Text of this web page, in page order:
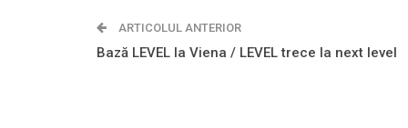
ARTICOLUL ANTERIOR
Bază LEVEL la Viena / LEVEL trece la next level